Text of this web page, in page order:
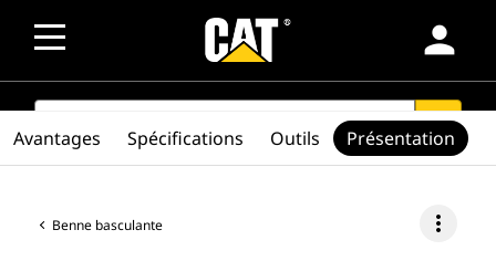
person
SEARCH search
Benne basculante more_vert
Avantages Spécifications Outils Présentation